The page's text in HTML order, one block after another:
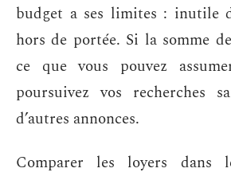
budget a ses limites : inutile
hors de portée. Si la somme
ce que vous pouvez
poursuivez vos recherches
d’autres annonces.
Comparer les loyers dans